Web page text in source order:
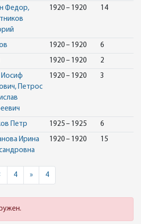
Федор,
1920 – 1920 14
1920 – 1920 6
1920 – 1920 2
Иосиф
Петрос
1920 – 1920 3
Петр 1925 – 1925 6
Ирина
1920 – 1920 15
4 »Next4